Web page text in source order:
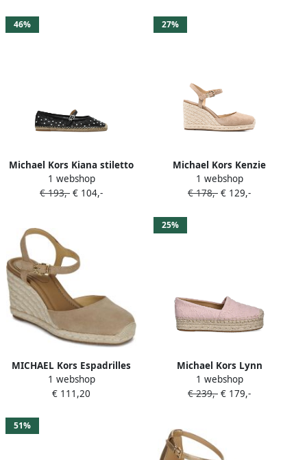
46%
Michael Kors Kiana stiletto
pumps met gedraaid detail
Goud
1 webshop
€ 193,- € 104,-
27%
Michael Kors Kenzie
espadrilles met sleehak
Beige
1 webshop
€ 178,- € 129,-
MICHAEL Kors Espadrilles
KENZIE WEDGE
1 webshop
€ 111,20
25%
Michael Kors Lynn
espadrilles met plateauzool
en logo-reliëf Roze
1 webshop
€ 239,- € 179,-
51%